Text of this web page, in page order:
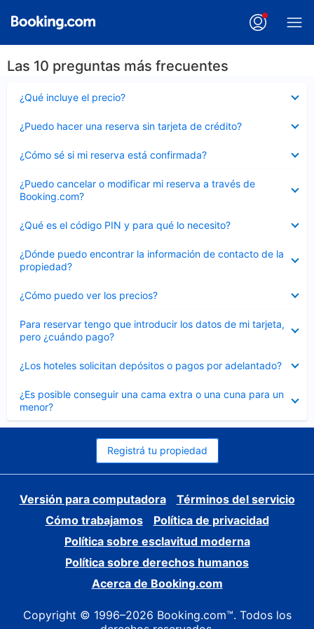
Las 10 preguntas más frecuentes
¿Qué incluye el precio?
cerrado
¿Puedo hacer una reserva sin tarjeta de crédito?
cerrado
¿Cómo sé si mi reserva está confirmada?
cerrado
¿Puedo cancelar o modificar mi reserva a través de
Booking.com?
cerrado
¿Qué es el código PIN y para qué lo necesito?
cerrado
¿Dónde puedo encontrar la información de contacto de la
propiedad?
cerrado
¿Cómo puedo ver los precios?
cerrado
Para reservar tengo que introducir los datos de mi tarjeta,
pero ¿cuándo pago?
cerrado
¿Los hoteles solicitan depósitos o pagos por adelantado?
cerrado
¿Es posible conseguir una cama extra o una cuna para un
menor?
cerrado
Registrá tu propiedad
Versión para computadora
Términos del servicio
Cómo trabajamos
Política de privacidad
Política sobre esclavitud moderna
Política sobre derechos humanos
Acerca de Booking.com
Copyright © 1996–2026 Booking.com™. Todos los